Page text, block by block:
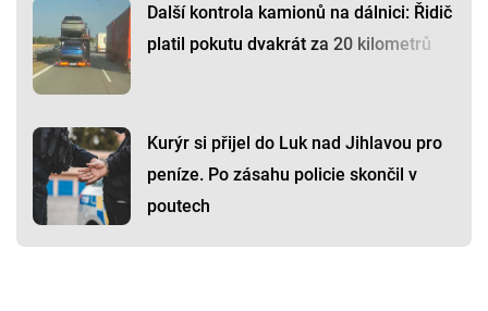
Další kontrola kamionů na dálnici: Řidič
platil pokutu dvakrát za 20 kilometrů
Kurýr si přijel do Luk nad Jihlavou pro
peníze. Po zásahu policie skončil v
poutech